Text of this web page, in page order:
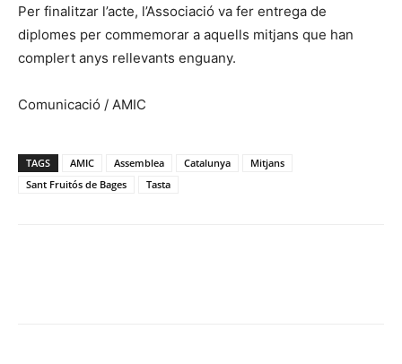
Per finalitzar l’acte, l’Associació va fer entrega de
diplomes per commemorar a aquells mitjans que han
complert anys rellevants enguany.
Comunicació / AMIC
TAGS AMIC Assemblea Catalunya
Mitjans
Sant Fruitós de Bages
Tasta